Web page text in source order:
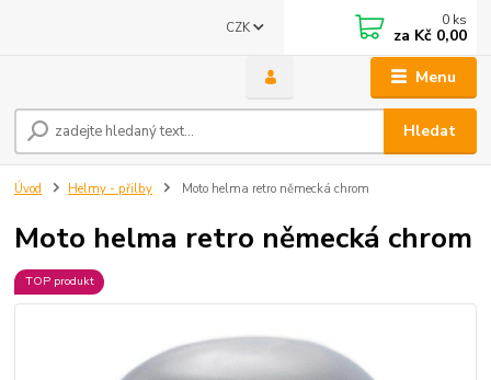
Menu
CZK
Hledat
0 ks
za Kč 0,00
Úvod Helmy - přilby Moto helma retro německá chrom
Moto helma retro německá chrom
TOP produkt